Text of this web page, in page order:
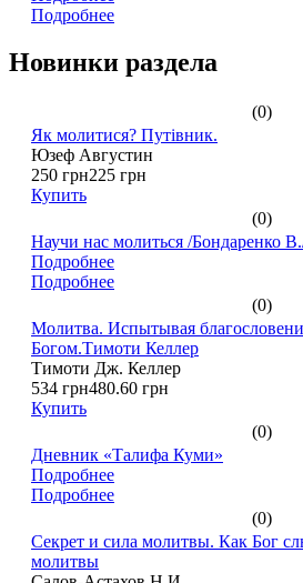
Подробнее
Новинки раздела
(0)
Як молитися? Путівник.
Юзеф Августин
250 грн225 грн
Купить
(0)
Научи нас молиться /Бондаренко
Подробнее
Подробнее
(0)
Молитва. Испытывая
Богом.Тимоти Келлер
Тимоти Дж. Келлер
534 грн480.60 грн
Купить
(0)
Дневник «Талифа Куми»
Подробнее
Подробнее
(0)
Секрет и сила молитвы. Как Бог
молитвы